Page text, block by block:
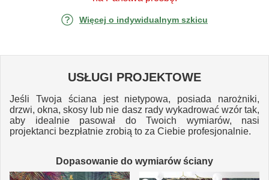
Więcej o indywidualnym szkicu
USŁUGI PROJEKTOWE
Jeśli Twoja ściana jest nietypowa, posiada narożniki,
drzwi, okna, skosy lub nie dasz rady wykadrować wzór tak,
aby idealnie pasował do Twoich wymiarów, nasi
projektanci bezpłatnie zrobią to za Ciebie profesjonalnie.
Dopasowanie do wymiarów ściany